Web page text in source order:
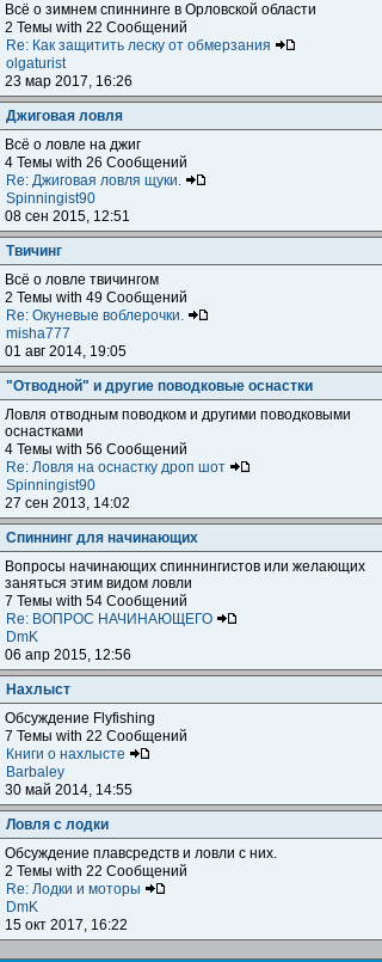
Всё о зимнем спиннинге в Орловской области
2 Темы with 22 Сообщений
Re: Как защитить леску от обмерзания
olgaturist
23 мар 2017, 16:26
Джиговая ловля
Всё о ловле на джиг
4 Темы with 26 Сообщений
Re: Джиговая ловля щуки.
Spinningist90
08 сен 2015, 12:51
Твичинг
Всё о ловле твичингом
2 Темы with 49 Сообщений
Re: Окуневые воблерочки.
misha777
01 авг 2014, 19:05
"Отводной" и другие поводковые оснастки
Ловля отводным поводком и другими поводковыми
оснастками
4 Темы with 56 Сообщений
Re: Ловля на оснастку дроп шот
Spinningist90
27 сен 2013, 14:02
Спиннинг для начинающих
Вопросы начинающих спиннингистов или желающих
заняться этим видом ловли
7 Темы with 54 Сообщений
Re: ВОПРОС НАЧИНАЮЩЕГО
DmK
06 апр 2015, 12:56
Нахлыст
Обсуждение Flyfishing
7 Темы with 22 Сообщений
Книги о нахлысте
Barbaley
30 май 2014, 14:55
Ловля с лодки
Обсуждение плавсредств и ловли с них.
2 Темы with 22 Сообщений
Re: Лодки и моторы
DmK
15 окт 2017, 16:22